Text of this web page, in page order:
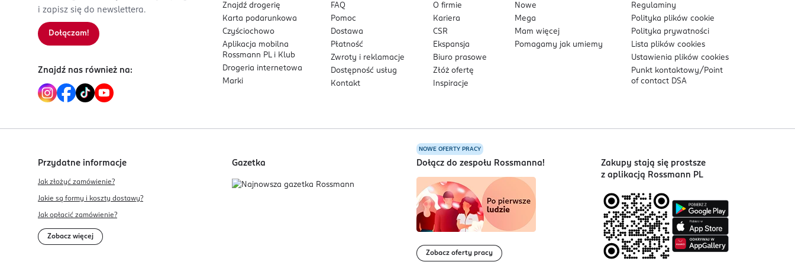
³ Test konsumencki, 103 kobiety ​
⁴ Subbrand L’Oreal True Match osiągnął najwyższą sprzedaż wartościową w kategorii Color Cosmetics Face w segmencie podkładów do twarzy w roku 2021 na rynku
Cała Polska z Dyskontami (Drugs)​​
⁶ Dotyczy następujących krajów: Austria, Belgia, Czechy, Dania, Francja, Hiszpania, Holandia, Niemcy, Norwegia, Polska, Rosja, Szwajcaria, Szwecja, Turcja, Węgry,
Wielka Brytania, Włochy..
i zapisz się do newslettera.
Dołączam!
Znajdź nas również na:
Znajdź drogerię
Karta podarunkowa
Czyściochowo
Aplikacja mobilna
Rossmann PL i Klub
Drogeria internetowa
Marki
FAQ
Pomoc
Dostawa
Płatność
Zwroty i reklamacje
Dostępność usług
Kontakt
O firmie
Kariera
CSR
Ekspansja
Biuro prasowe
Złóż ofertę
Inspiracje
Nowe
Mega
Mam więcej
Pomagamy jak umiemy
Regulaminy
Polityka plikówcookie
Polityka prywatności
Lista plikówcookies
Ustawienia plikówcookies
Punkt kontaktowy/ Point
of contact DSA
Przydatne informacje
Jak złożyć zamówienie?
Jakie są formy i koszty dostawy?
Jak opłacić zamówienie?
Zobacz więcej
Gazetka
NOWE OFERTY PRACY
Dołącz do zespołu Rossmanna!
Zobacz oferty pracy
Zakupy stają się prostsze
z aplikacją Rossmann PL